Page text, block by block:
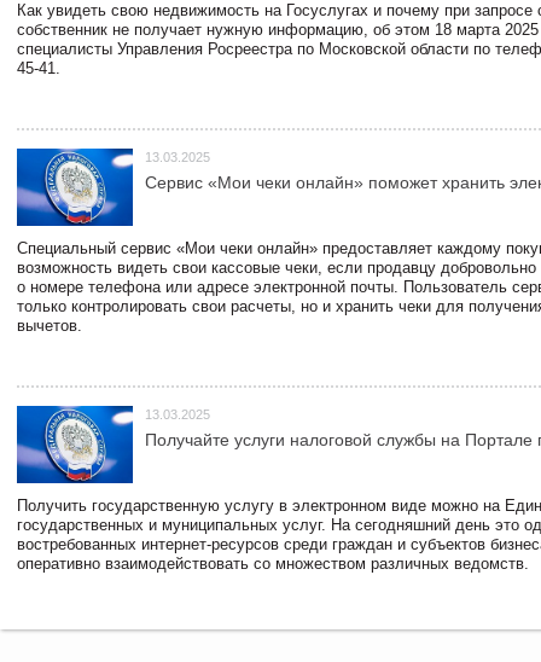
Как увидеть свою недвижимость на Госуслугах и почему при запросе
собственник не получает нужную информацию, об этом 18 марта 2025
специалисты Управления Росреестра по Московской области по
45-41.
13.03.2025
Сервис «Мои чеки онлайн» поможет хранить
Специальный сервис «Мои чеки онлайн» предоставляет каждому
возможность видеть свои кассовые чеки, если продавцу
о номере телефона или адресе электронной почты. Пользователь
только контролировать свои расчеты, но и хранить чеки для
вычетов.
13.03.2025
Получайте услуги налоговой службы на Портале
Получить государственную услугу в электронном виде можно на
государственных и муниципальных услуг. На сегодняшний день это
востребованных интернет-ресурсов среди граждан и субъектов
оперативно взаимодействовать со множеством различных ведомств.